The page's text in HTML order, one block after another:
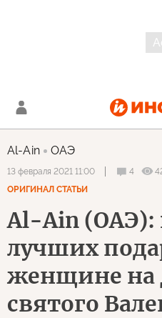
Al-Ain ОАЭ
13 февраля 2021 11:00 4
ОРИГИНАЛ СТАТЬИ
Al-Ain (ОАЭ):
лучших
женщине на
святого